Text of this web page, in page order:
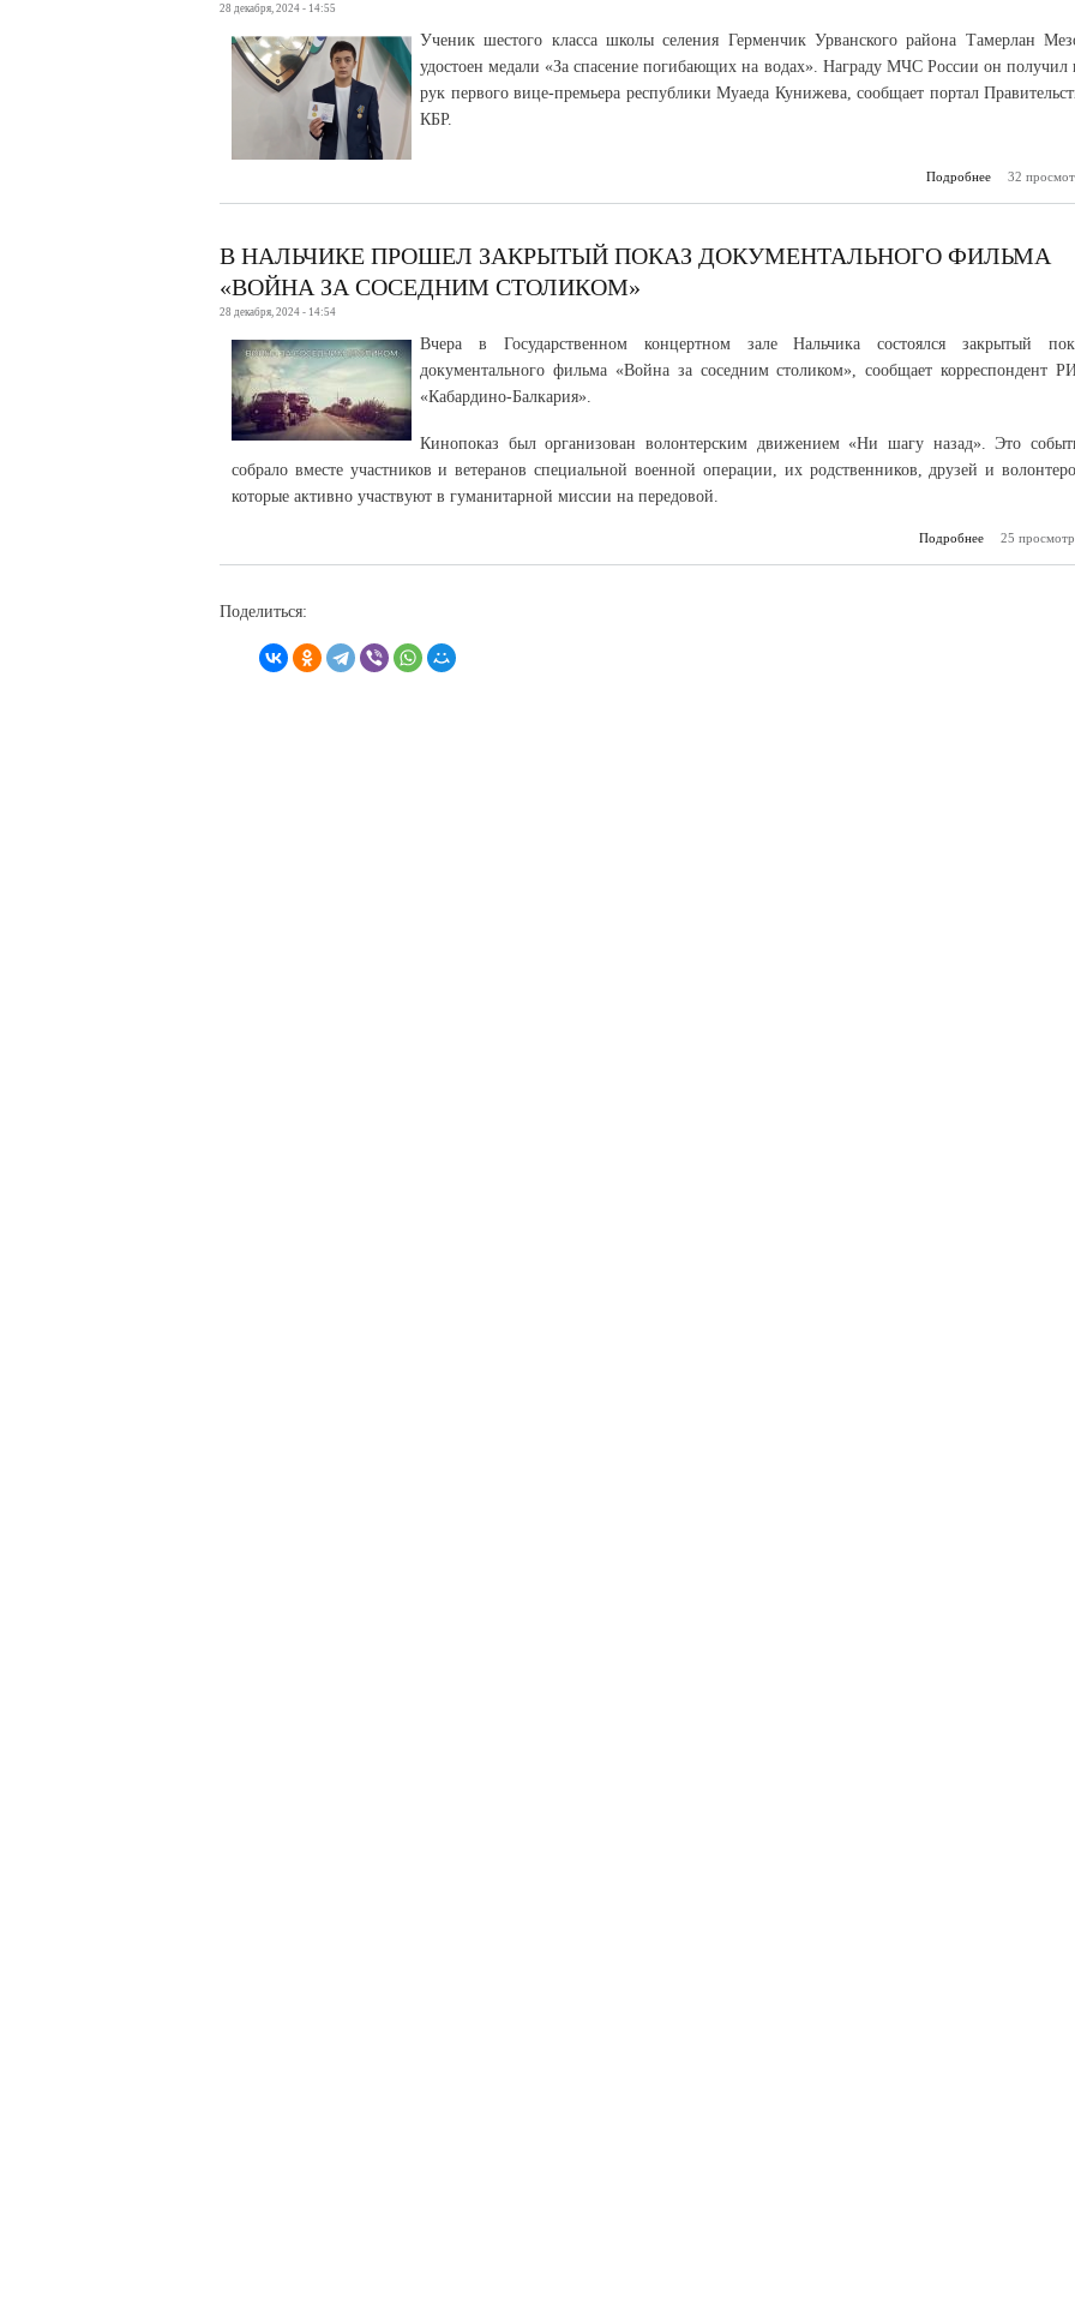
28 декабря, 2024 - 14:55
Ученик шестого класса школы селения Герменчик Урванского района Тамерлан
удостоен медали «За спасение погибающих на водах». Награду МЧС России он получил
рук первого вице-премьера республики Муаеда Кунижева, сообщает портал
КБР.
Подробнее
о
32
В НАЛЬЧИКЕ ПРОШЕЛ ЗАКРЫТЫЙ ПОКАЗ ДОКУМЕНТАЛЬНОГО ФИЛЬМА
«ВОЙНА ЗА СОСЕДНИМ СТОЛИКОМ»
28 декабря, 2024 - 14:54
Вчера в Государственном концертном зале Нальчика состоялся закрытый
документального фильма «Война за соседним столиком», сообщает корреспондент
«Кабардино-Балкария».
Кинопоказ был организован волонтерским движением «Ни шагу назад». Это
собрало вместе участников и ветеранов специальной военной операции, их родственников, друзей и
которые активно участвуют в гуманитарной миссии на передовой.
Подробнее
о В Нальчике
25
Поделиться: